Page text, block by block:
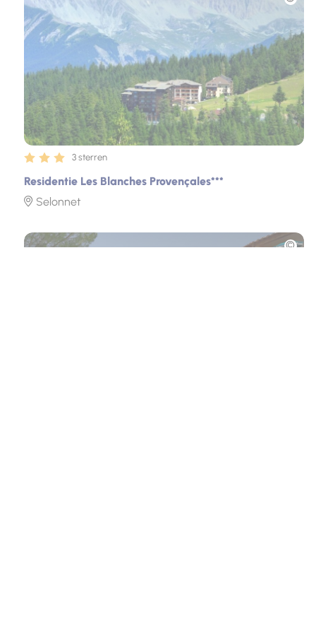
Residentie Les Blanches Provençales***
3 sterren
Selonnet
Foto